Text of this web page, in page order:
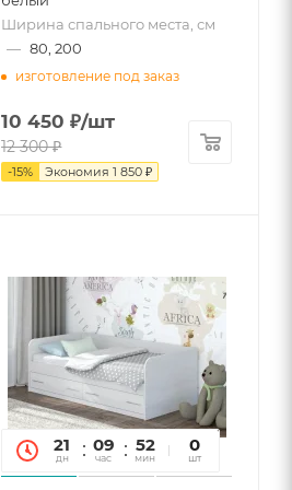
Ширина спального места, см
— 80, 200
изготовление под заказ
10 450 ₽/шт
12 300₽
-15% Экономия1 850 ₽
21
дн
09
час
52
мин
09
сек
0
шт